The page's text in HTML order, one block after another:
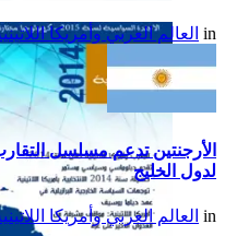
تقرير أمريكا
2015
in العالم العربي وأمريكا
الأرجنتين تدعم مسلسل
لدول الخليج
in العالم العربي وأمريكا